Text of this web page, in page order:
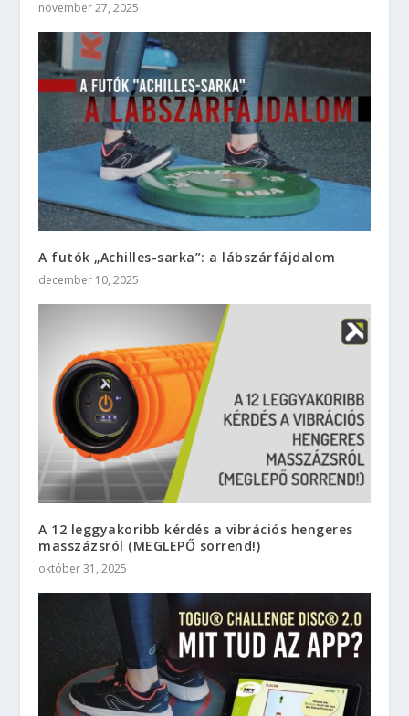
november 27, 2025
A futók „Achilles-sarka”: a lábszárfájdalom
december 10, 2025
A 12 leggyakoribb kérdés a vibrációs hengeres
masszázsról (MEGLEPŐ sorrend!)
október 31, 2025